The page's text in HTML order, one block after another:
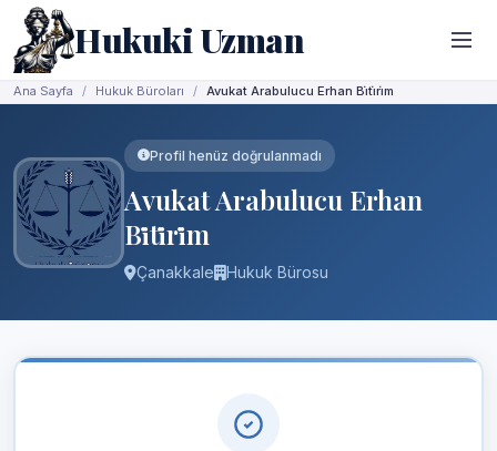
Hukuki Uzman
Ana Sayfa Hukuk Büroları Avukat Arabulucu Erhan Bi̇ti̇ri̇m
Profil henüz doğrulanmadı
Avukat Arabulucu Erhan
Bi̇ti̇ri̇m
Çanakkale Hukuk Bürosu